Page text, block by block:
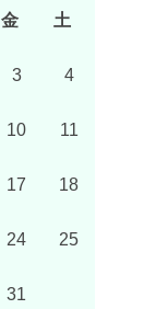
金 土
3 4
10 11
17 18
24 25
31